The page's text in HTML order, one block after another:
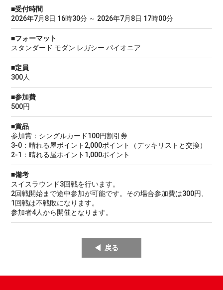
■受付時間
2026年7月8日 16時30分 ～ 2026年7月8日 17時00分
■フォーマット
スタンダード モダン レガシー パイオニア
■定員
300人
■参加費
500円
■賞品
参加賞：シングルカード100円割引券
3-0：晴れる屋ポイント2,000ポイント（デッキリストと交換）
2-1：晴れる屋ポイント1,000ポイント
■備考
スイスラウンド3回戦を行います。
2回戦開始まで途中参加が可能です。その場合参加費は300円、
1回戦は不戦敗になります。
参加者4人から開催となります。
戻る